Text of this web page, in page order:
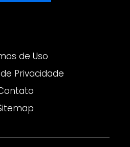
de Uso
Privacidade